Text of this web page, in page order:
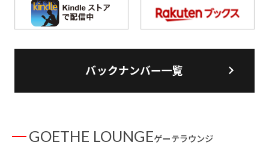
バックナンバー一覧
GOETHE LOUNGEゲーテラウンジ